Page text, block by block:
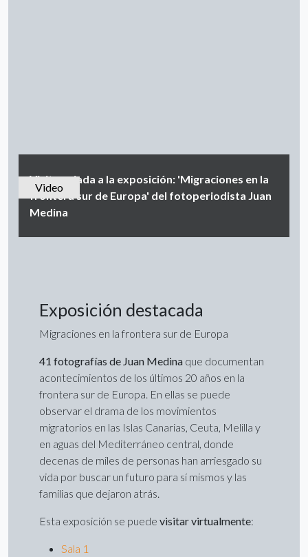
Visita guiada a la exposición: 'Migraciones en la
frontera sur de Europa' del fotoperiodista Juan
Medina
Video
Exposición destacada
Migraciones en la frontera sur de Europa
41 fotografías de Juan Medina que documentan
acontecimientos de los últimos 20 años en la
frontera sur de Europa. En ellas se puede
observar el drama de los movimientos
migratorios en las Islas Canarias, Ceuta, Melilla y
en aguas del Mediterráneo central, donde
decenas de miles de personas han arriesgado su
vida por buscar un futuro para sí mismos y las
familias que dejaron atrás.
Esta exposición se puede visitar virtualmente:
Sala 1